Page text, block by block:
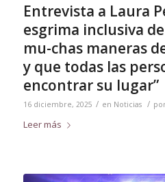
Entrevista a Laura
esgrima inclusiva
mu-chas maneras
y que todas las
encontrar su lugar”
16 diciembre, 2025 / en Noticias /
Leer más